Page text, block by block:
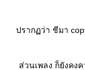
ปรากฏว่า ชีมา
ส่วนเพลง ก็ยังคง